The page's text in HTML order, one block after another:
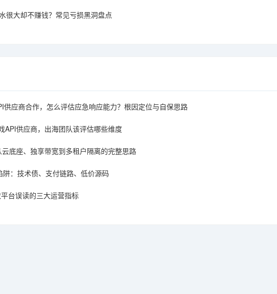
很大却不赚钱？常见亏损黑洞盘点
供应商合作，怎么评估应急响应能力？根因定位与自保思路
API供应商，出海团队该评估哪些维度
底座、独享带宽到多租户隔离的完整思路
：技术债、支付链路、低价源码
台误读的三大运营指标